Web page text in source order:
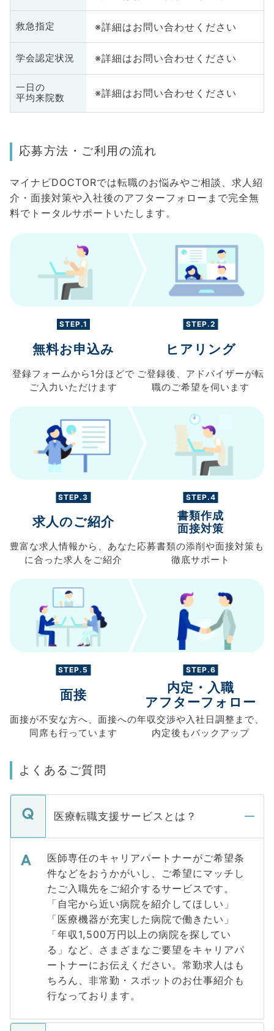
救急指定 ※詳細はお問い合わせください
学会認定状況 ※詳細はお問い合わせください
一日の
平均来院数
※詳細はお問い合わせください
応募方法・ご利用の流れ
マイナビDOCTORでは転職のお悩みやご相談、求人紹
介・面接対策や入社後のアフターフォローまで完全無
料でトータルサポートいたします。
STEP.1
無料お申込み
登録フォームから 1分ほどで
ご入力 いただけます
STEP.2
ヒアリング
ご登録後、 アドバイザーが転
職のご希望を伺います
STEP.3
求人のご紹介
豊富な求人情報から、 あなた
に合った求人を ご紹介
STEP.4
書類作成
面接対策
応募書類の添削や面接対策も
徹底サポート
STEP.5
面接
面接が不安な方へ、 面接への
同席も行っています
STEP.6
内定・入職
アフターフォロー
年収交渉や入社日調整まで、
内定後もバックアップ
よくあるご質問
医療転職支援サービスとは？
医師専任のキャリアパートナーがご希望条
件などをおうかがいし、ご希望にマッチし
たご入職先をご紹介するサービスです。
「自宅から近い病院を紹介してほしい」
「医療機器が充実した病院で働きたい」
「年収1,500万円以上の病院を探してい
る」など、さまざまなご要望をキャリアパ
ートナーにお伝えください。常勤求人はも
ちろん、非常勤・スポットのお仕事紹介も
行なっております。